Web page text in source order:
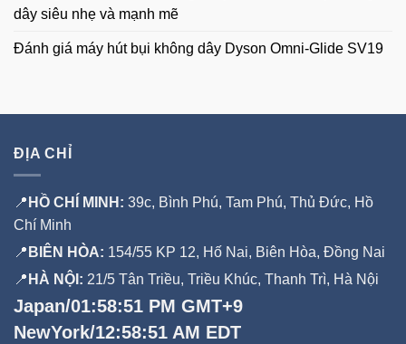
dây siêu nhẹ và mạnh mẽ
Đánh giá máy hút bụi không dây Dyson Omni-Glide SV19
ĐỊA CHỈ
📍 HỒ CHÍ MINH: 39c, Bình Phú, Tam Phú, Thủ Đức, Hồ
Chí Minh
📍 BIÊN HÒA: 154/55 KP 12, Hố Nai, Biên Hòa, Đồng Nai
📍 HÀ NỘI: 21/5 Tân Triều, Triều Khúc, Thanh Trì, Hà Nội
Japan/01:58:51 PM GMT+9
NewYork/12:58:51 AM EDT